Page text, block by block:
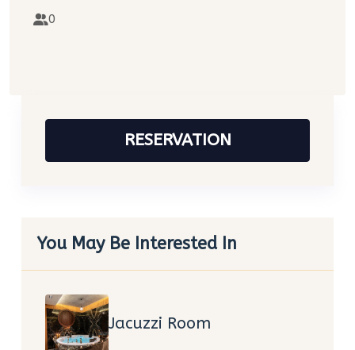
0
RESERVATION
You May Be Interested In
Jacuzzi Room